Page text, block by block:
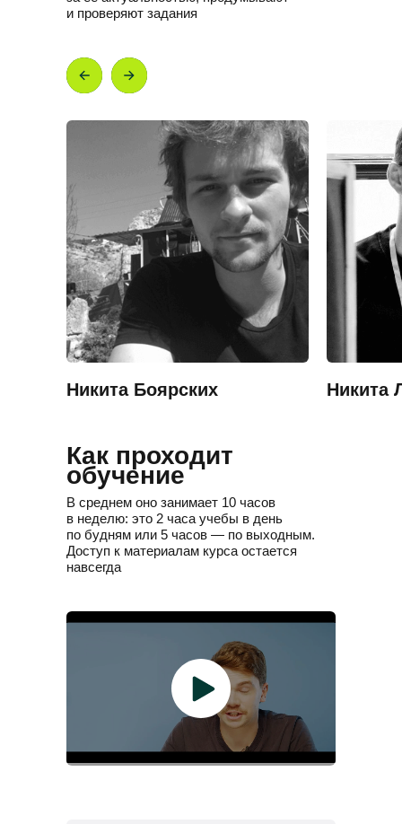
и проверяют задания
Никита Боярских Никита
Как проходит
обучение
В среднем оно занимает 10 часов
в неделю: это 2 часа учебы в день
по будням или 5 часов — по выходным.
Доступ к материалам курса остается
навсегда